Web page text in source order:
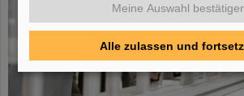
Meine Auswahl
Alle zulassen und